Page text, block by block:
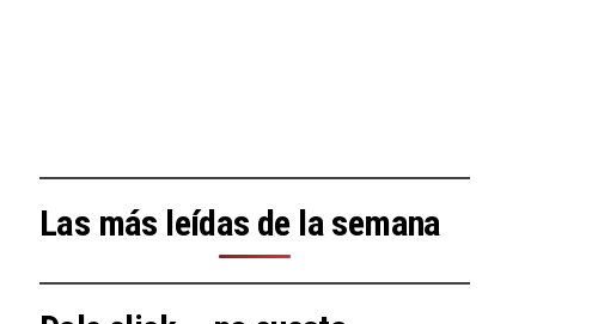
Las más leídas de la semana